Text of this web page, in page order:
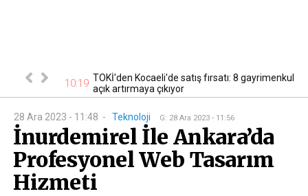
Başvurular 10:19 TOKİ'den Kocaeli'de satış fırsatı: 8 gayrimenkul
açık artırmaya çıkıyor
28 Ara 2023 - 11:48 - Teknoloji G: 28 Ara 2023 - 11:56
İnurdemirel İle Ankara’da
Profesyonel Web Tasarım
Hizmeti